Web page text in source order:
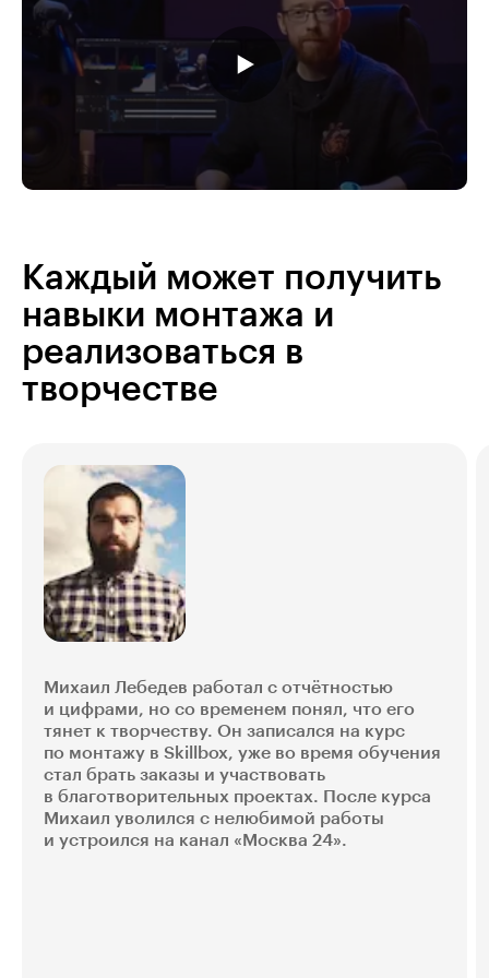
Каждый может получить
навыки монтажа и
реализоваться в
творчестве
Михаил Лебедев работал с отчётностью
и цифрами, но со временем понял, что его
тянет к творчеству. Он записался на курс
по монтажу в Skillbox, уже во время обучения
стал брать заказы и участвовать
в благотворительных проектах. После курса
Михаил уволился с нелюбимой работы
и устроился на канал «Москва 24».